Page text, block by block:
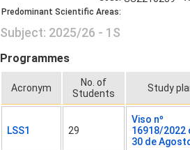
Predominant Scientific Areas:
Subject: 2025/26 - 1S
Programmes
Acronym
No. of
Students
Study
LSS1 29
Viso nº
16918/2022
30 de